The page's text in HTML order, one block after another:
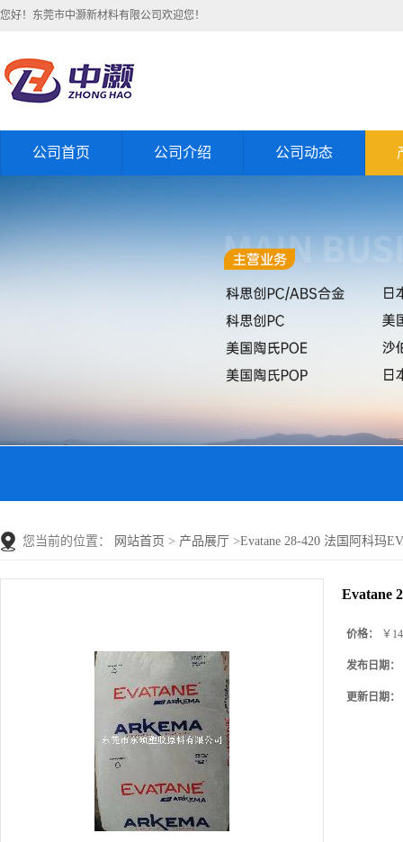
您好！东莞市中灏新材料有限公司欢迎您！
公司首页 公司介绍 公司动态
您当前的位置： 网站首页 > 产品展厅 >Evatane 28-420 法国阿科玛
Evatane
价格： ￥
发布日期：
更新日期：